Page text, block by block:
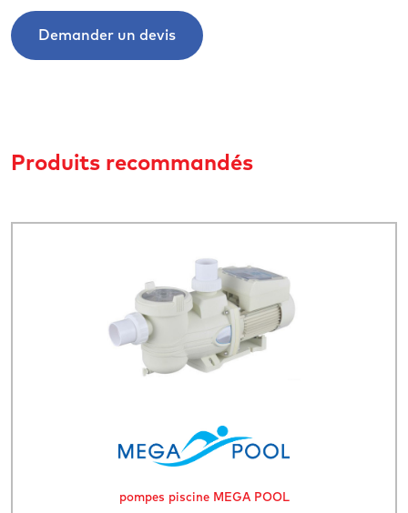
Demander un devis
Produits recommandés
pompes piscine MEGA POOL